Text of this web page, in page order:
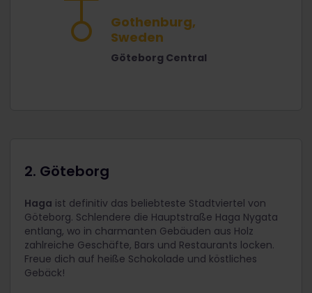
Gothenburg,
Sweden
Göteborg Central
2. Göteborg
Haga ist definitiv das beliebteste Stadtviertel von
Göteborg. Schlendere die Hauptstraße Haga Nygata
entlang, wo in charmanten Gebäuden aus Holz
zahlreiche Geschäfte, Bars und Restaurants locken.
Freue dich auf heiße Schokolade und köstliches
Gebäck!